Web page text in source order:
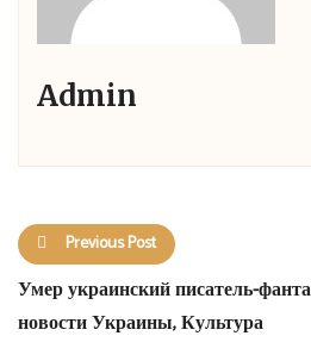
Admin
Previous Post
Умер украинский писатель-
новости Украины, Культура